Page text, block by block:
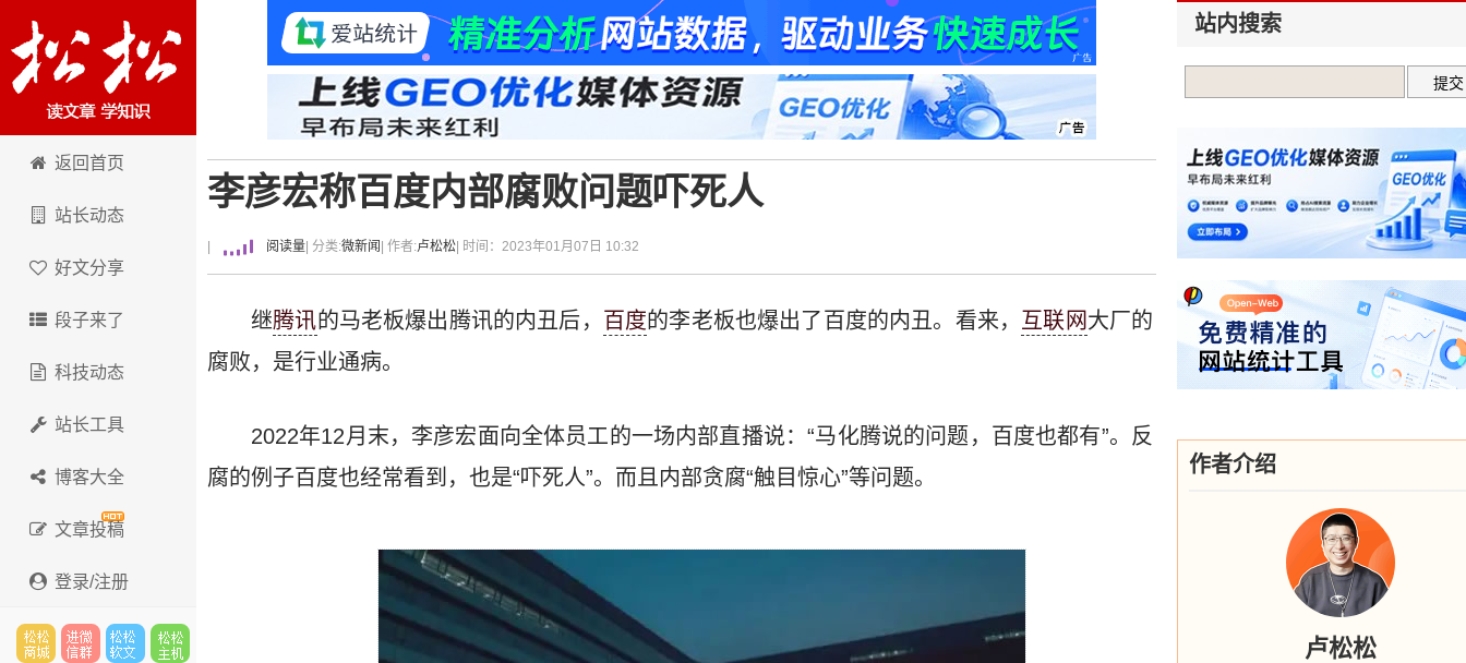
卢松松博客
返回首页
站长动态
好文分享
段子来了
科技动态
站长工具
博客大全
文章投稿
登录/注册
李彦宏称百度内部腐败问题吓死人
阅读量 | 分类:微新闻 | 作者:卢松松 | 时间：2023年01月07日 10:32
继腾讯的马老板爆出腾讯的内丑后， 百度的李老板也爆出了百度的内丑。看来， 互联网 大厂的
腐败，是行业通病。
2022年12月末，李彦宏面向全体员工的一场内部直播说：“马化腾说的问题，百度也都有”。反
腐的例子百度也经常看到，也是“吓死人”。而且内部贪腐“触目惊心”等问题。
站内搜索
作者介绍
卢松松